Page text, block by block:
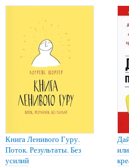
Книга Ленивого Гуру.
Поток. Результаты. Без
усилий